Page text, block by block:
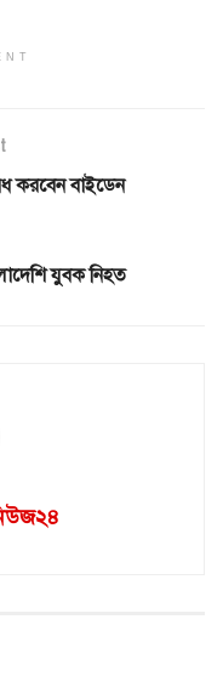
করবেন বাইডেন
যুবক নিহত